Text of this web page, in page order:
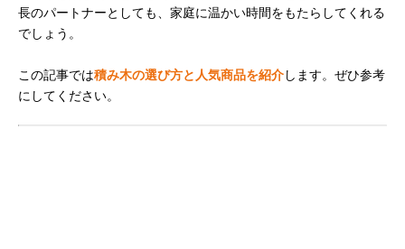
長のパートナーとしても、家庭に温かい時間をもたらしてくれる
でしょう。
この記事では積み木の選び方と人気商品を紹介します。ぜひ参考
にしてください。